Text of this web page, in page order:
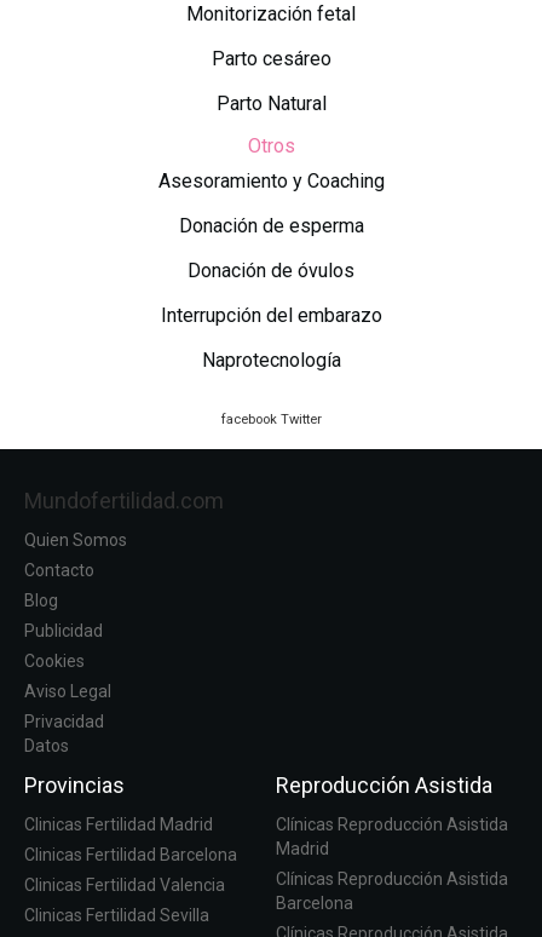
Monitorización fetal
Parto cesáreo
Parto Natural
Otros
Asesoramiento y Coaching
Donación de esperma
Donación de óvulos
Interrupción del embarazo
Naprotecnología
facebook Twitter
Mundofertilidad.com
Quien Somos
Contacto
Blog
Publicidad
Cookies
Aviso Legal
Privacidad
Datos
Provincias
Clinicas Fertilidad Madrid
Clinicas Fertilidad Barcelona
Clinicas Fertilidad Valencia
Clinicas Fertilidad Sevilla
Reproducción Asistida
Clínicas Reproducción Asistida
Madrid
Clínicas Reproducción Asistida
Barcelona